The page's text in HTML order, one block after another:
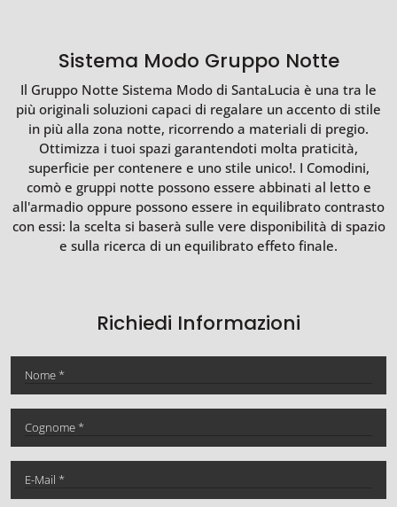
Sistema Modo Gruppo Notte
Il Gruppo Notte Sistema Modo di SantaLucia è una tra le
più originali soluzioni capaci di regalare un accento di stile
in più alla zona notte, ricorrendo a materiali di pregio.
Ottimizza i tuoi spazi garantendoti molta praticità,
superficie per contenere e uno stile unico!. I Comodini,
comò e gruppi notte possono essere abbinati al letto e
all'armadio oppure possono essere in equilibrato contrasto
con essi: la scelta si baserà sulle vere disponibilità di spazio
e sulla ricerca di un equilibrato effeto finale.
Richiedi Informazioni